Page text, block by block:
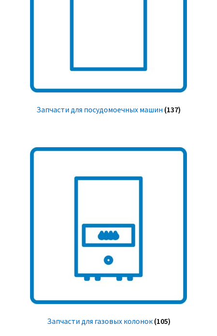
Запчасти для посудомоечных машин (137)
Запчасти для газовых колонок (105)